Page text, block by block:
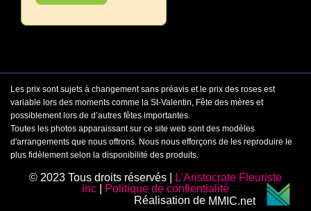
Les prix sont sujets à changement sans préavis et le prix des roses est
variable lors des moments comme la St-Valentin, Fête des mères et
possiblement lors de d’autres fêtes importantes.
Toutes les photos apparaissant sur ce site web sont des modèles
d'arrangements que nous offrons. Nous nous efforçons de les reproduire le
plus fidèlement selon la disponibilité des produits.
© 2023 Tous droits réservés |
L'Aristocrate Fleuriste
inc
Politique de confientialité
Réalisation de MMIC.net